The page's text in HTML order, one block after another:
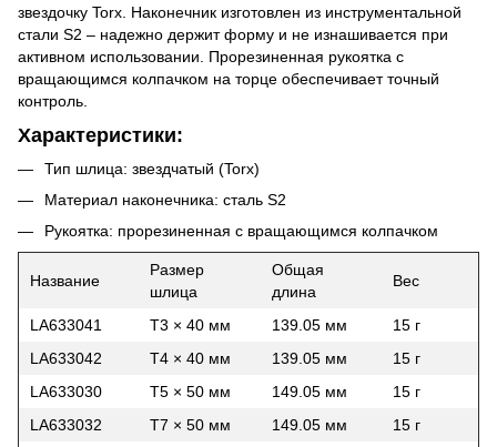
звездочку Torx. Наконечник изготовлен из инструментальной
стали S2 – надежно держит форму и не изнашивается при
активном использовании. Прорезиненная рукоятка с
вращающимся колпачком на торце обеспечивает точный
контроль.
Характеристики:
Тип шлица: звездчатый (Torx)
Материал наконечника: сталь S2
Рукоятка: прорезиненная с вращающимся колпачком
Название
Размер
шлица
Общая
длина
Вес
LA633041 T3 × 40 мм 139.05 мм
15 г
LA633042
T4 × 40 мм 139.05 мм
15 г
LA633030
T5 × 50 мм 149.05 мм
15 г
LA633032
T7 × 50 мм 149.05 мм
15 г